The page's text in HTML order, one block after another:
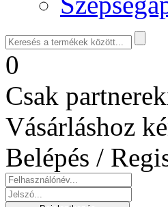
0
Csak
Vásárláshoz
Belépés /